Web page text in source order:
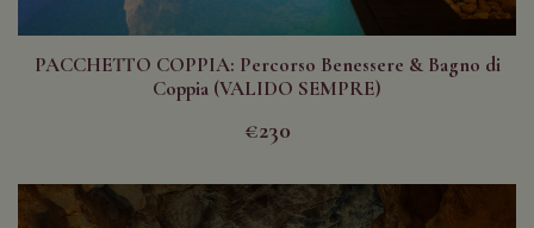
PACCHETTO COPPIA: Percorso Benessere & Bagno di
Coppia (VALIDO SEMPRE)
€230